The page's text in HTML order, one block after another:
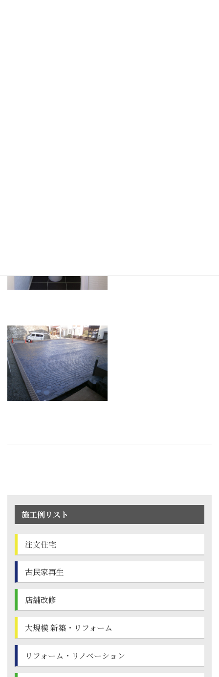
施工例リスト
注文住宅
古民家再生
店舗改修
大規模 新築・ リフォーム
リフォーム・ リノベーション